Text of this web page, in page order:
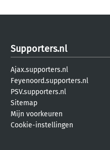
Supporters.nl
Ajax.supporters.nl
Feyenoord.supporters.nl
PSV.supporters.nl
Sitemap
Mijn voorkeuren
Cookie-instellingen